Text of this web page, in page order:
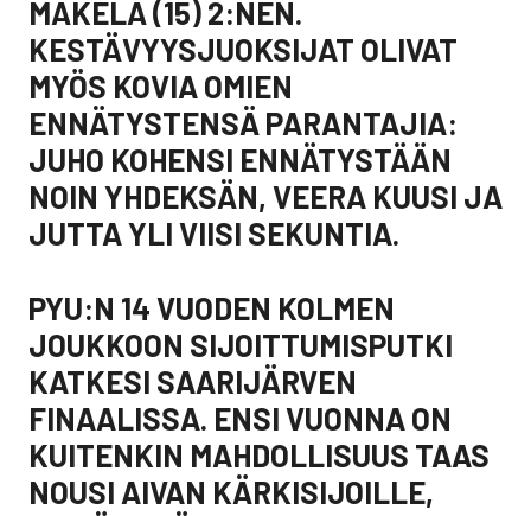
MÄKELÄ (15) 2:NEN.
KESTÄVYYSJUOKSIJAT OLIVAT
MYÖS KOVIA OMIEN
ENNÄTYSTENSÄ PARANTAJIA:
JUHO KOHENSI ENNÄTYSTÄÄN
NOIN YHDEKSÄN, VEERA KUUSI JA
JUTTA YLI VIISI SEKUNTIA.
PYU:N 14 VUODEN KOLMEN
JOUKKOON SIJOITTUMISPUTKI
KATKESI SAARIJÄRVEN
FINAALISSA. ENSI VUONNA ON
KUITENKIN MAHDOLLISUUS TAAS
NOUSI AIVAN KÄRKISIJOILLE,